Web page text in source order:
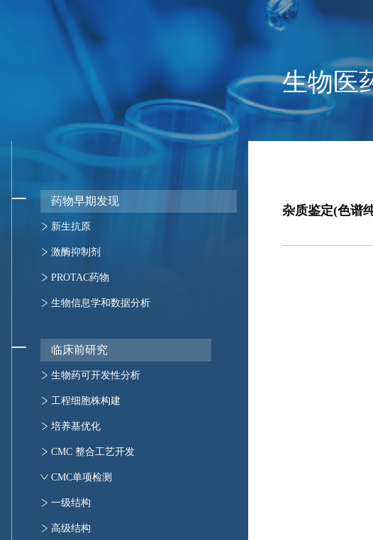
生物医
药物早期发现
新生抗原
新生抗原免疫原性验证
新生抗原发现筛选
激酶抑制剂
激酶谱研究
激酶活性检测
PROTAC药物
PROTAC脱靶蛋白检测
PROTAC空间结构预测和E3作用位点评估
生物信息学和数据分析
蛋白结构预测和蛋白互作检测
临床前研究
生物药可开发性分析
生物药可开发性分析
工程细胞株构建
稳转细胞株构建平台
培养基优化
培养基优化
CMC 整合工艺开发
CMC 整合工艺开发
CMC单项检测
一级结构
肽图分析
高级结构
杂质鉴定(色谱